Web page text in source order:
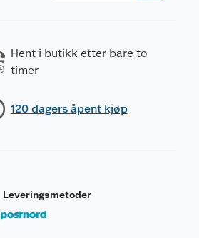
Hent i butikk etter bare to
timer
120 dagers åpent kjøp
Leveringsmetoder